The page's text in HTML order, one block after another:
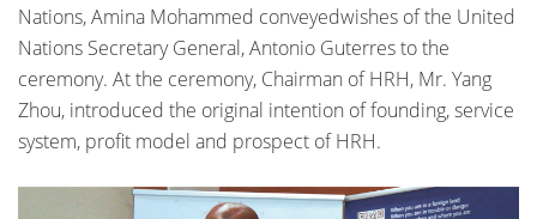
Nations, Amina Mohammed conveyedwishes of the United
Nations Secretary General, Antonio Guterres to the
ceremony. At the ceremony, Chairman of HRH, Mr. Yang
Zhou, introduced the original intention of founding, service
system, profit model and prospect of HRH.